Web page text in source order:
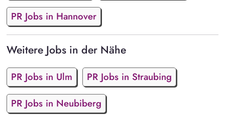
PR Jobs in Hannover
Weitere Jobs in der Nähe
PR Jobs in Ulm
PR Jobs in Straubing
PR Jobs in Neubiberg